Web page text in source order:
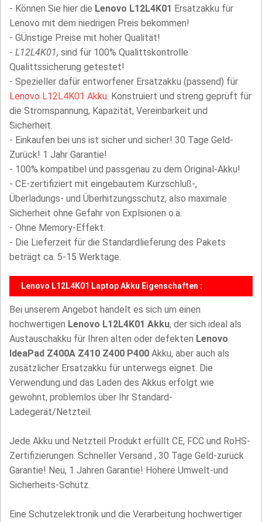
- Können Sie hier die Lenovo L12L4K01 Ersatzakku für
Lenovo mit dem niedrigen Preis bekommen!
- GÜnstige Preise mit hoher Qualität!
- L12L4K01, sind für 100% Qualittskontrolle
Qualittssicherung getestet!
- Spezieller dafür entworfener Ersatzakku (passend) für
Lenovo L12L4K01 Akku . Konstruiert und streng geprüft für
die Stromspannung, Kapazität, Vereinbarkeit und
Sicherheit.
- Einkaufen bei uns ist sicher und sicher! 30 Tage Geld-
Zurück! 1 Jahr Garantie!
- 100% kompatibel und passgenau zu dem Original-Akku!
- CE-zertifiziert mit eingebautem Kurzschluß-,
Überladungs- und Überhitzungsschutz, also maximale
Sicherheit ohne Gefahr von Explsionen o.ä.
- Ohne Memory-Effekt.
- Die Lieferzeit für die Standardlieferung des Pakets
beträgt ca. 5-15 Werktage.
Lenovo L12L4K01 Laptop Akku Eigenschaften :
Bei unserem Angebot handelt es sich um einen
hochwertigen Lenovo L12L4K01 Akku, der sich ideal als
Austauschakku für Ihren alten oder defekten Lenovo
IdeaPad Z400A Z410 Z400 P400 Akku, aber auch als
zusätzlicher Ersatzakku für unterwegs eignet. Die
Verwendung und das Laden des Akkus erfolgt wie
gewohnt, problemlos über Ihr Standard-
Ladegerät/Netzteil.
Jede Akku und Netzteil Produkt erfüllt CE, FCC und RoHS-
Zertifizierungen. Schneller Versand , 30 Tage Geld-zurück
Garantie! Neu, 1 Jahren Garantie! Höhere Umwelt-und
Sicherheits-Schutz.
Eine Schutzelektronik und die Verarbeitung hochwertiger